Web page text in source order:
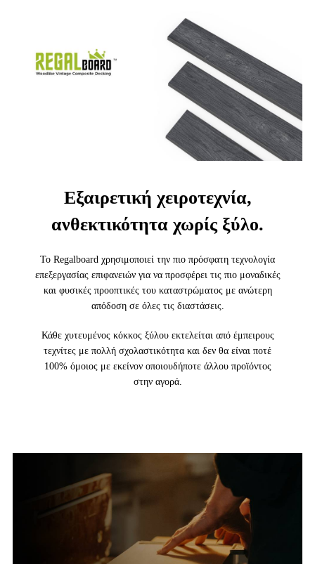
Εξαιρετική χειροτεχνία,
ανθεκτικότητα χωρίς ξύλο.
Το Regalboard χρησιμοποιεί την πιο πρόσφατη τεχνολογία
επεξεργασίας επιφανειών για να προσφέρει τις πιο μοναδικές
και φυσικές προοπτικές του καταστρώματος με ανώτερη
απόδοση σε όλες τις διαστάσεις.
Κάθε χυτευμένος κόκκος ξύλου εκτελείται από έμπειρους
τεχνίτες με πολλή σχολαστικότητα και δεν θα είναι ποτέ
100% όμοιος με εκείνον οποιουδήποτε άλλου προϊόντος
στην αγορά.